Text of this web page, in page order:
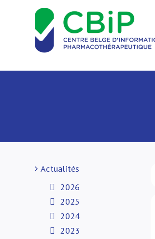
Actualités
2026
2025
2024
2023